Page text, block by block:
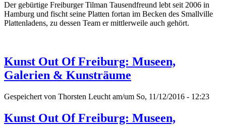
Der gebürtige Freiburger Tilman Tausendfreund lebt seit 2006 in
Hamburg und fischt seine Platten fortan im Becken des Smallville
Plattenladens, zu dessen Team er mittlerweile auch gehört.
Kunst Out Of Freiburg: Museen,
Galerien & Kunsträume
Gespeichert von Thorsten Leucht am/um So, 11/12/2016 - 12:23
Kunst Out Of Freiburg: Museen,